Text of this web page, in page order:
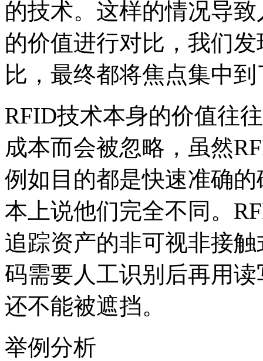
的技术。这样的情况导
的价值进行对比，我们
比，最终都将焦点集中
RFID技术本身的价值往
成本而会被忽略，虽然
例如目的都是快速准确
本上说他们完全不同。
追踪资产的非可视非接
码需要人工识别后再用
还不能被遮挡。
举例分析